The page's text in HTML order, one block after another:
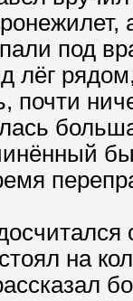
под
почти
на